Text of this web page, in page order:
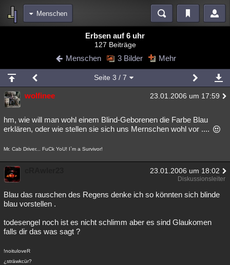
Menschen
Blogs Videos
Chat Wiki Neuigkeiten
meine Rubriken
Menschen Mystery Kriminalfälle
Spiritualität Verschwörungen Technologie Ufologie
Philosophie Literatur
Übersichten
Lesenswert
Erbsen auf 6 uhr
127 Beiträge
Menschen 3 Bilder Mehr
Seite 3 / 7
wolfinee 23.01.2006 um 17:59
hm, wie will man wohl einem Blind-Geborenen die Farbe Blau
erklären, oder wie stellen sie sich uns Mernschen wohl vor ....
Mr. Cab Driver... FuCk YoU! I`m a Survivor!
23.01.2006 um 18:02
Diskussionsleiter
Blau das rauschen des Regens denke ich so könnten sich blinde
blau vorstellen .
todesengel noch ist es nicht schlimm aber es sind Glaukomen
falls dir das was sagt ?
!noituloveR
¿sträwkcür?